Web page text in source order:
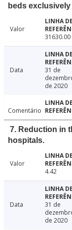
beds
Valor
31630.00
Data
31 de
de 2020
Comentário
7. Reduction in
hospitals.
Valor
4.42
Data
31 de
de 2020